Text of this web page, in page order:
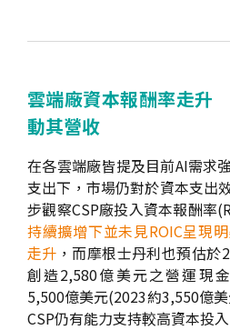
雲端廠資本報酬率走升
動其營收
在各雲端廠皆提及目前AI需求
支出下，市場仍對於資本支出
步觀察CSP廠投入資本報酬率
持續擴增下並未見ROIC呈現
走升 ，而摩根士丹利也預估於
創造2,580億美元之營運現
5,500億美元(2023約3,550億
CSP仍有能力支持較高資本投入